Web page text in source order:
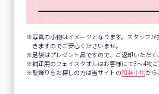
写真の小物はイメージとなります。スタッフ
きますのでご安心くださいませ。
足袋はプレゼント品ですので、ご返却いただく
補正用のフェイスタオルはお客様にて3～4枚ご
髪飾りをお探しの方は当サイトの和装小物から